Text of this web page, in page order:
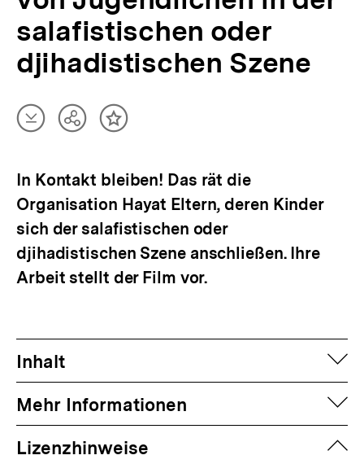
salafistischen oder
djihadistischen Szene
Artikel
herunterladen
TeilenInhalt
In Kontakt bleiben! Das rät die
Organisation Hayat Eltern, deren Kinder
sich der salafistischen oder
djihadistischen Szene anschließen. Ihre
Arbeit stellt der Film vor.
Inhalt
Mehr Informationen
Lizenzhinweise